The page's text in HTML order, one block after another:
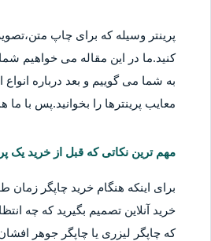
پرینتر وسیله که برای چاپ
کنید.ما در این مقاله می خواهیم
به شما می گوییم و بعد درباره انواع
معایب پرینترها را بخوانید.پس با
مهم ترین نکاتی که قبل از خرید یک
برای اینکه هنگام خرید چاپگر
خرید آنلاین تصمیم بگیرید که چه
که چاپگر لیزری یا چاپگر جوهر